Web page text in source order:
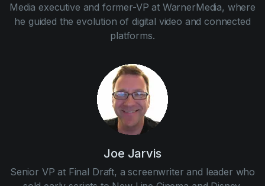
Media executive and former-VP at WarnerMedia, where
he guided the evolution of digital video and connected
platforms.
Joe Jarvis
Senior VP at Final Draft, a screenwriter and leader who